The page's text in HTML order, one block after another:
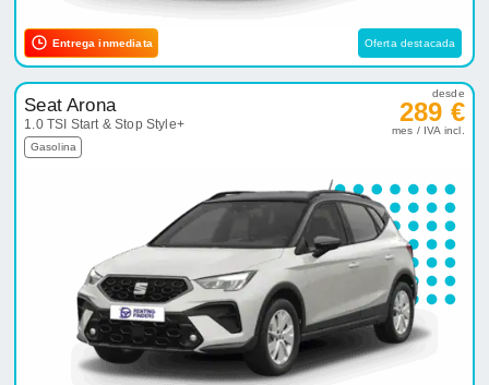
Entrega inmediata Oferta destacada
Seat Arona
1.0 TSI Start & Stop Style+
Gasolina
desde
289 €
mes / IVA incl.